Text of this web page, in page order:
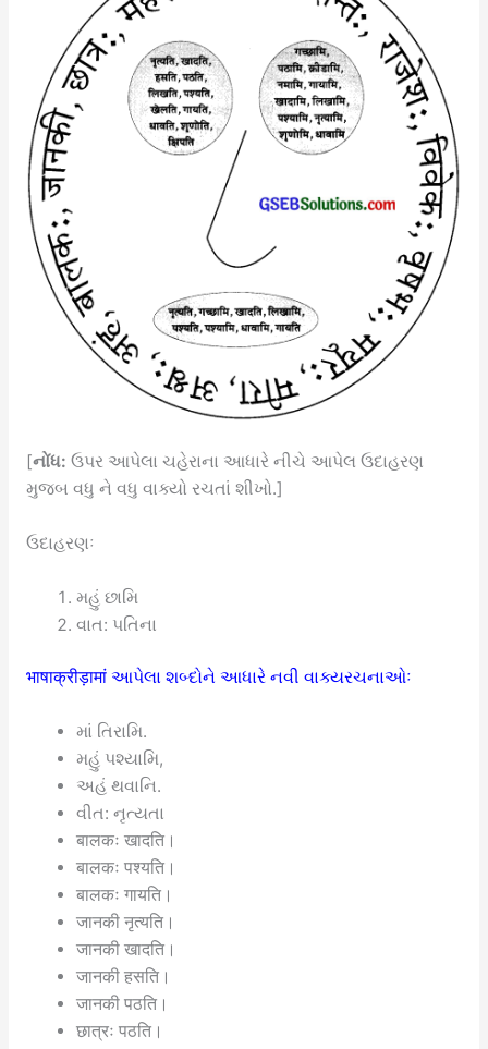
[નોંધ: ઉપર આપેલા ચહેરાના આધારે નીચે આપેલ ઉદાહરણ
મુજબ વધુ ને વધુ વાક્યો રચતાં શીખો.]
ઉદાહરણઃ
મહું છામિ
વાત: પતિના
भाषाक्रीड़ामां આપેલા શબ્દોને આધારે નવી વાક્યરચનાઓઃ
માં તિરામિ.
મહું પશ્યામિ,
અહં થવાનિ.
વીત: નૃત્યતા
बालकः खादति।
बालकः पश्यति।
बालकः गायति।
जानकी नृत्यति।
जानकी खादति।
जानकी हसति।
जानकी पठति।
छात्रः पठति।